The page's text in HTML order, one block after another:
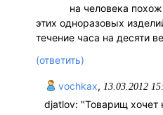
на человека
этих одноразовых
течение часа на десяти
(ответить)
vochkax, 13.03.2012
djatlov: "Товарищ хочет